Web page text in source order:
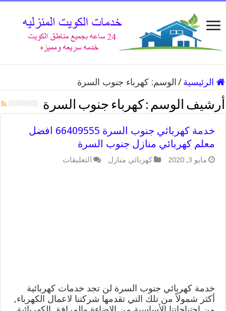
الرئيسية / الوسم:كهرباء جنوب السرة
أرشيف الوسم : كهرباء جنوب السرة
خدمة كهربائي جنوب السرة 66409555 افضل
معلم كهربائي منازل جنوب السرة
مايو 3, 2020 كهربائي منازل التعليقات
خدمة كهربائي جنوب السرة لن تجد خدمات كهربائية
أكثر شمولاً من تلك التي تقدمها شركتنا لاعمال الكهرباء,